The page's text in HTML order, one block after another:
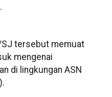
tersebut memuat
mengenai
di lingkungan ASN